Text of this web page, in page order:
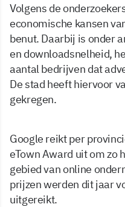
Volgens de
economische kansen
benut. Daarbij is onder
en downloadsnelheid,
aantal bedrijven dat
De stad heeft hiervoor
gekregen.
Google reikt per
eTown Award uit om zo
gebied van online
prijzen werden dit jaar
uitgereikt.